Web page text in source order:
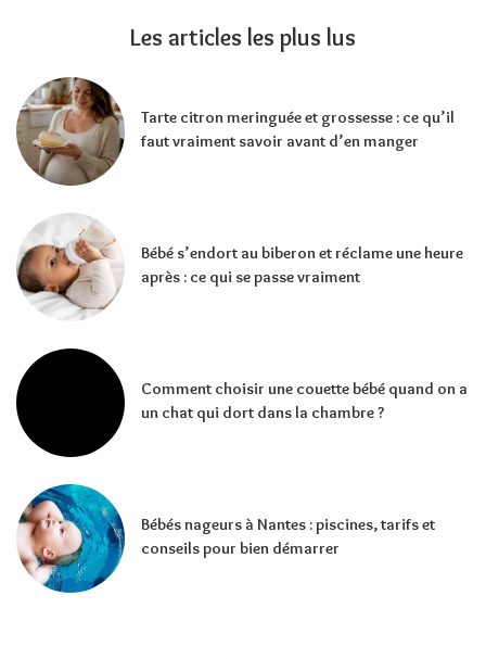
Les articles les plus lus
Tarte citron meringuée et grossesse : ce qu’il
faut vraiment savoir avant d’en manger
Bébé s’endort au biberon et réclame une heure
après : ce qui se passe vraiment
Comment choisir une couette bébé quand on a
un chat qui dort dans la chambre ?
Bébés nageurs à Nantes : piscines, tarifs et
conseils pour bien démarrer